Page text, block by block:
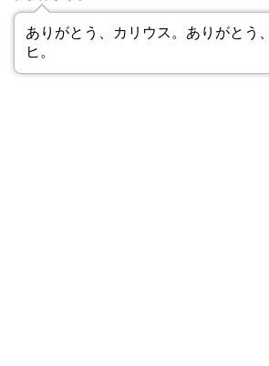
ありがとう、カリウス。ありがとう
ヒ。